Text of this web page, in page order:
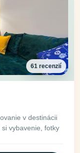
61 recenzií
v destinácii
vybavenie, fotky